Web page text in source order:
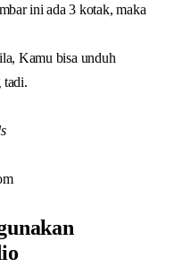
ini ada 3 kotak, maka
Kamu bisa unduh
tadi.